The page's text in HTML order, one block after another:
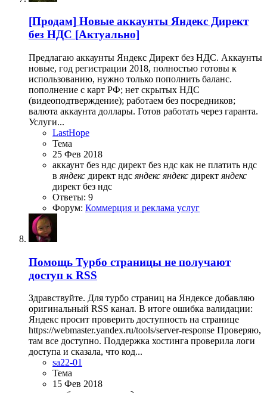
[Продам] Новые аккаунты Яндекс Директ
без НДС [Актуально]
Предлагаю аккаунты Яндекс Директ без НДС. Аккаунты
новые, год регистрации 2018, полностью готовы к
использованию, нужно только пополнить баланс.
пополнение с карт РФ; нет скрытых НДС
(видеоподтверждение); работаем без посредников;
валюта аккаунта доллары. Готов работать через гаранта.
Услуги...
LastHope
Тема
25 Фев 2018
аккаунт без ндс директ без ндс как не платить ндс
в яндекс директ ндс яндекс яндекс директ яндекс
директ без ндс
Ответы: 9
Форум: Коммерция и реклама услуг
Помощь Турбо страницы не получают
доступ к RSS
Здравствуйте. Для турбо страниц на Яндексе добавляю
оригинальный RSS канал. В итоге ошибка валидации:
Яндекс просит проверить доступность на странице
https://webmaster.yandex.ru/tools/server-response Проверяю,
там все доступно. Поддержка хостинга проверила логи
доступа и сказала, что код...
sa22-01
Тема
15 Фев 2018